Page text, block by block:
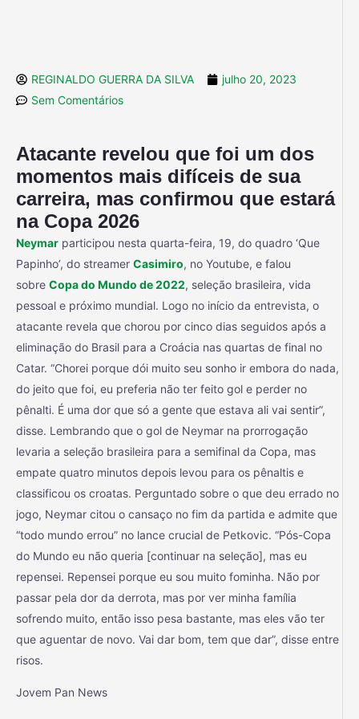
REGINALDO GUERRA DA SILVA
julho 20, 2023
Sem Comentários
Atacante revelou que foi um dos
momentos mais difíceis de sua
carreira, mas confirmou que estará
na Copa 2026
Neymar participou nesta quarta-feira, 19, do quadro ‘Que
Papinho’, do streamer Casimiro, no Youtube, e falou
sobre Copa do Mundo de 2022, seleção brasileira, vida
pessoal e próximo mundial. Logo no início da entrevista, o
atacante revela que chorou por cinco dias seguidos após a
eliminação do Brasil para a Croácia nas quartas de final no
Catar. “Chorei porque dói muito seu sonho ir embora do nada,
do jeito que foi, eu preferia não ter feito gol e perder no
pênalti. É uma dor que só a gente que estava ali vai sentir”,
disse. Lembrando que o gol de Neymar na prorrogação
levaria a seleção brasileira para a semifinal da Copa, mas
empate quatro minutos depois levou para os pênaltis e
classificou os croatas. Perguntado sobre o que deu errado no
jogo, Neymar citou o cansaço no fim da partida e admite que
“todo mundo errou” no lance crucial de Petkovic. “Pós-Copa
do Mundo eu não queria [continuar na seleção], mas eu
repensei. Repensei porque eu sou muito fominha. Não por
passar pela dor da derrota, mas por ver minha família
sofrendo muito, então isso pesa bastante, mas eles vão ter
que aguentar de novo. Vai dar bom, tem que dar”, disse entre
risos.
Jovem Pan News